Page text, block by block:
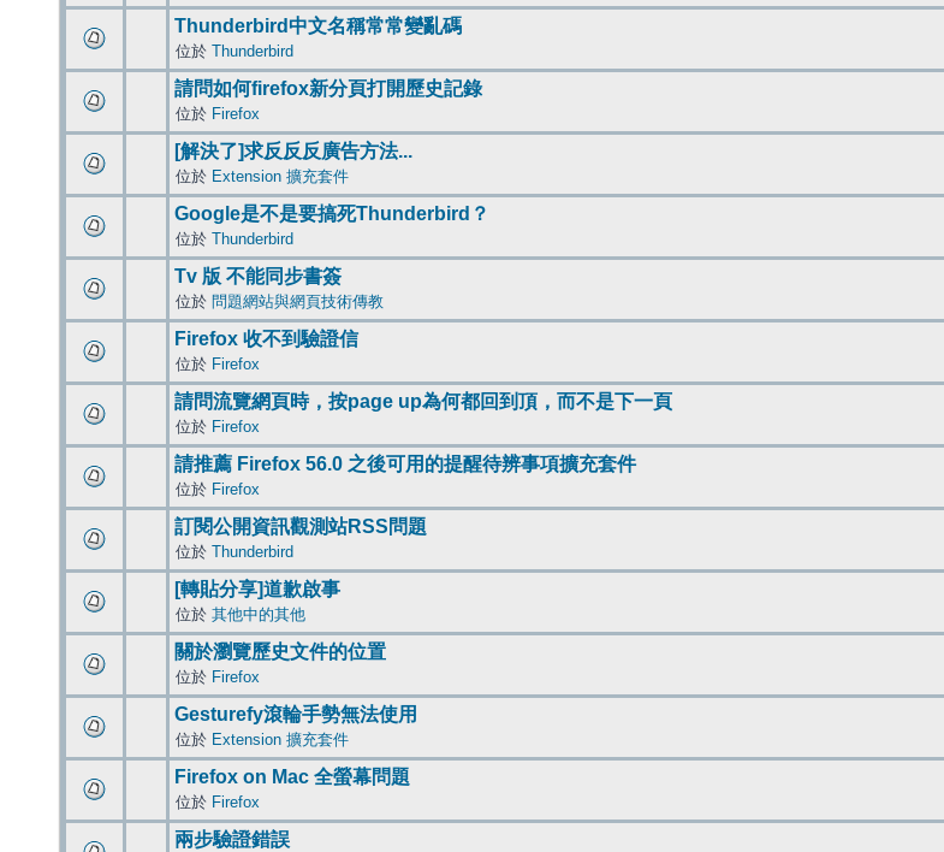
Thunderbird中文名稱常常變亂碼
位於 Thunderbird
請問如何firefox新分頁打開歷史記錄
位於 Firefox
[解決了]求反反反廣告方法...
位於 Extension 擴充套件
Google是不是要搞死Thunderbird？
位於 Thunderbird
Tv 版 不能同步書簽
位於 問題網站與網頁技術傳教
Firefox 收不到驗證信
位於 Firefox
請問流覽網頁時，按page up為何都回到頂，而不是下一頁
位於 Firefox
請推薦 Firefox 56.0 之後可用的提醒待辨事項擴充套件
位於 Firefox
訂閱公開資訊觀測站RSS問題
位於 Thunderbird
[轉貼分享]道歉啟事
位於 其他中的其他
關於瀏覽歷史文件的位置
位於 Firefox
Gesturefy滾輪手勢無法使用
位於 Extension 擴充套件
Firefox on Mac 全螢幕問題
位於 Firefox
兩步驗證錯誤